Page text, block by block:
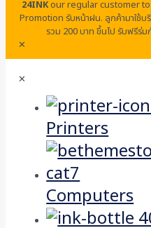
24INKour regular customer
Promotion รับหน้าฝน. ลูกค้ามาใช้บ
รวม 200 บาท ขึ้นไป รับฟรี
✕
✕
Printers
Computers